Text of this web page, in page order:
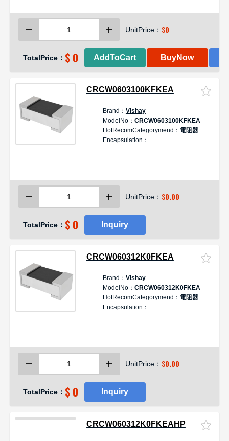
UnitPrice： $0
TotalPrice： $ 0 AddToCart BuyNow
CRCW0603100KFKEA
Brand： Vishay
ModelNo： CRCW0603100KFKEA
HotRecomCategorymend： 電阻器
Encapsulation：
UnitPrice： $0.00
TotalPrice： $ 0 Inquiry
CRCW060312K0FKEA
Brand： Vishay
ModelNo： CRCW060312K0FKEA
HotRecomCategorymend： 電阻器
Encapsulation：
UnitPrice： $0.00
TotalPrice： $ 0 Inquiry
CRCW060312K0FKEAHP